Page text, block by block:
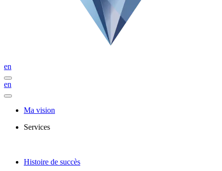
en
en
Ma vision
Services
Histoire de succès